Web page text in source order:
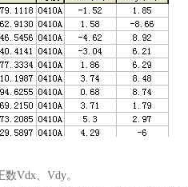
Vdx、Vdy。